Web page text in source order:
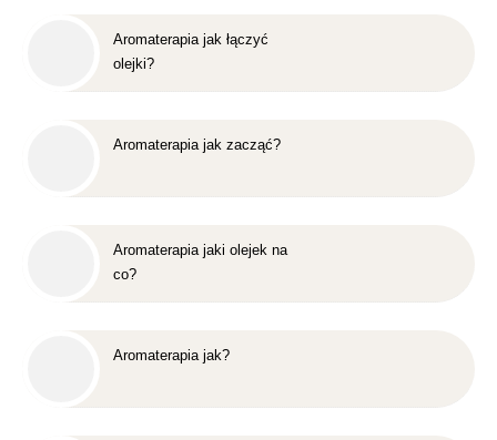
Aromaterapia jak łączyć
olejki?
Aromaterapia jak zacząć?
Aromaterapia jaki olejek na
co?
Aromaterapia jak?